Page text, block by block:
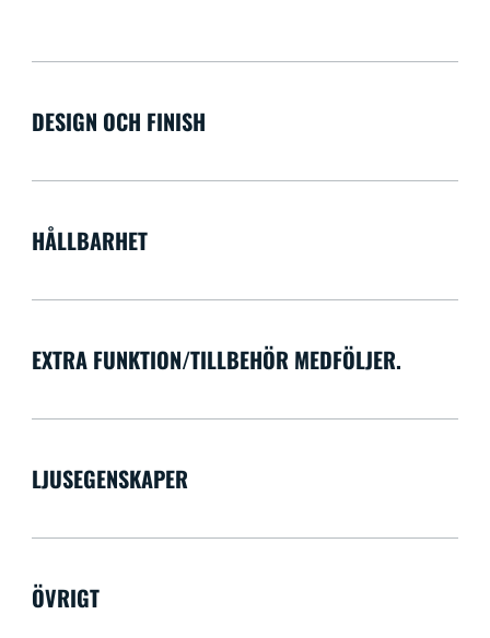
DESIGN OCH FINISH
HÅLLBARHET
EXTRA FUNKTION/TILLBEHÖR MEDFÖLJER.
LJUSEGENSKAPER
ÖVRIGT